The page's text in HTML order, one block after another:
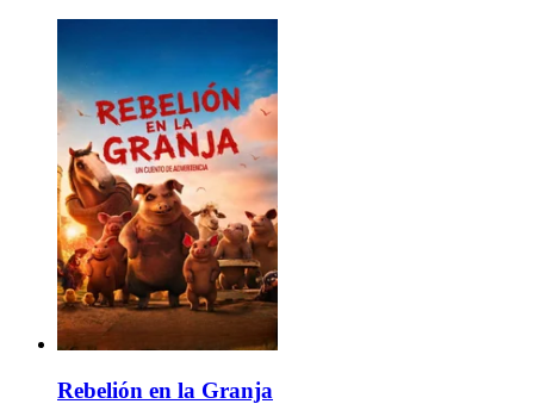
Rebelión en la Granja